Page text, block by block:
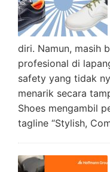
diri. Namun, masih
profesional di
safety yang tidak
menarik secara
Shoes mengambil
tagline “Stylish,